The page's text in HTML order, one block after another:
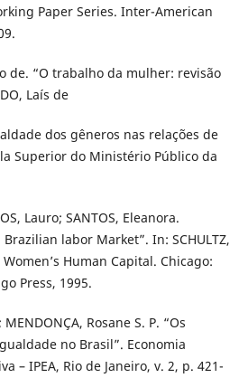
Paper Series. Inter-American
de. “O trabalho da mulher: revisão
Laís de
dos gêneros nas relações de
Superior do Ministério Público da
Lauro; SANTOS, Eleanora.
labor Market”. In: SCHULTZ,
Human Capital. Chicago:
Press, 1995.
Rosane S. P. “Os
no Brasil”. Economia
– IPEA, Rio de Janeiro, v. 2, p. 421-